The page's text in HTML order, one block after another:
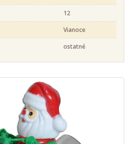
12
Vianoce
ostatné